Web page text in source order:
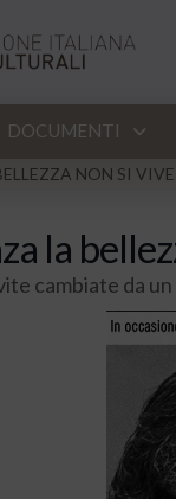
DOCUMENTI
NON SI VIVE
la
cambiate da